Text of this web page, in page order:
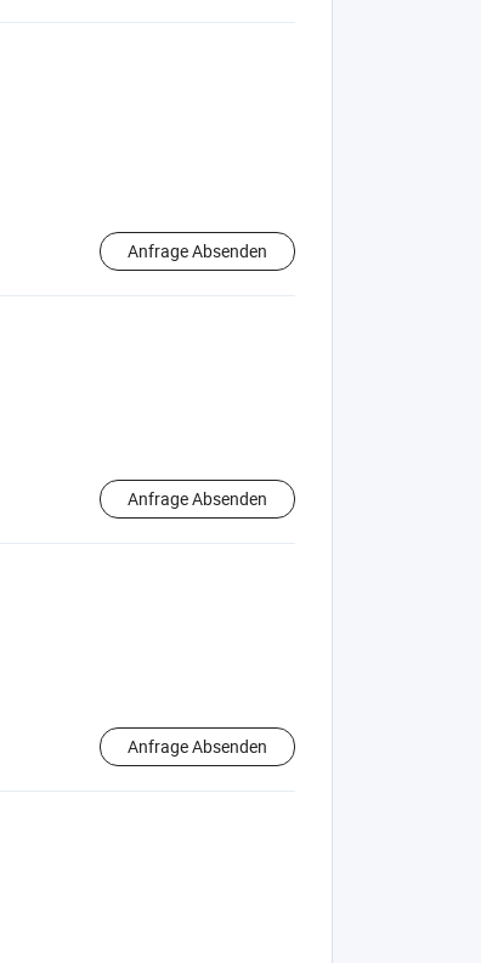
Anfrage Absenden
Anfrage Absenden
Anfrage Absenden